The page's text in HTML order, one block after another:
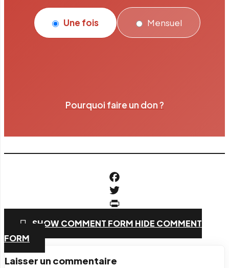
Une fois Mensuel
Pourquoi faire un don ?
SHOW COMMENT FORM HIDE COMMENT
FORM
Laisser un commentaire